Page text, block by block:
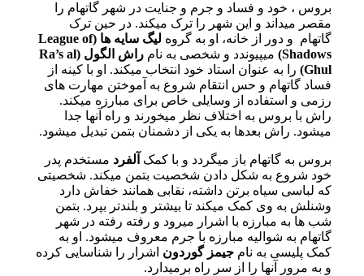
بروس ، خود و فساد و جرم و جنایت در شهر گاتهام را
مقصر میداند و این شهر را ترک میکند. در حین ترک
گاتهام و دور از خانه، او به گروه
لیگ سایه ها (League of
Shadows) میپیوندد و شخصی به نام
راش الگول (Ra’s al
Ghul) را به عنوان استاد خود انتخاب میکند. او با کینه از
فساد گاتهام و حس انتقام شروع به آموختن مهارت های
رزمی و استفاده از وسایلی خاص برای مبارزه میکند.
راش با بروس به اختلاف نظر میخورند و راه آنها جدا
میشود. راش بعدها به یکی از دشمنان بتمن تبدیل میشود.
بروس به گاتهام باز میگردد و با کمک آلفرد مستخدم پدر
خود شروع به شکل دادن شخصیت بتمن میکند. شخصیتی
که لباسی سیاه برتن داشته، نقابی همانند خفاش دارد
وشنلش به وی کمک میکند تا بیشتر و بلندتر بپرد. بتمن
شب ها به مبارزه با اشرار میرود و رفته رفته در شهر
گاتهام به شوالیه مبارزه با جرم معروف میشود. او به
کمک پلیسی به نامجیمز گوردون اشرار را شناسایی کرده
و به مرور آنها را از سر راه برمیدارد.